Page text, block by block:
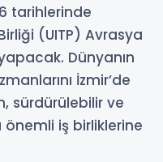
tarihlerinde
(UITP) Avrasya
Dünyanın
İzmir’de
sürdürülebilir ve
önemli iş birliklerine